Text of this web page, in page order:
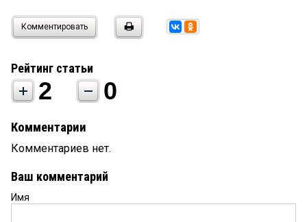
Комментировать
Рейтинг статьи
2 0
Комментарии
Комментариев нет.
Ваш комментарий
Имя